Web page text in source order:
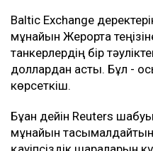
Baltic Exchange
мұнайын Жерорта
танкерлердің бір
доллардан асты. Бұл -
көрсеткіш.
Бұған дейін Reuters
мұнайын